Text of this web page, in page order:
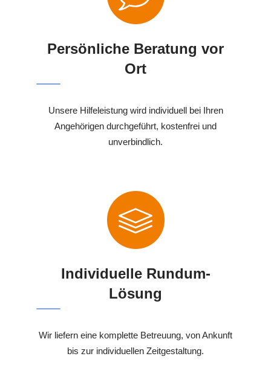
Persönliche Beratung vor
Ort
Unsere Hilfeleistung wird individuell bei Ihren
Angehörigen durchgeführt, kostenfrei und
unverbindlich.
Individuelle Rundum-
Lösung
Wir liefern eine komplette Betreuung, von Ankunft
bis zur individuellen Zeitgestaltung.